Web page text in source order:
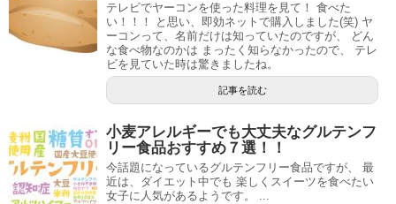
テレビでヤーコンを使った料理を見て！ 食べた
い！！！ と思い、即効ネットで購入しました(笑) ヤ
ーコンって、名前だけは知っていたのですが、 どん
な食べ物なのかは まったく知らなかったので、 テレ
ビを見ていた時は驚きましたね。
記事を読む
小麦アレルギーでも大丈夫なグルテンフ
リー食品おすすめ７選！！
今話題になっているグルテンフリー食品ですが、 最
近は、ダイエット中でも 楽しくスイーツを食べたい
女子に人気があるようです。 ...